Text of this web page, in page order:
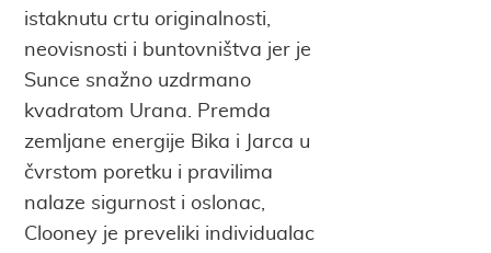
istaknutu crtu originalnosti,
neovisnosti i buntovništva jer je
Sunce snažno uzdrmano
kvadratom Urana. Premda
zemljane energije Bika i Jarca u
čvrstom poretku i pravilima
nalaze sigurnost i oslonac,
Clooney je preveliki individualac